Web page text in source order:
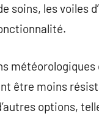
soins, les voiles
être moins
options,